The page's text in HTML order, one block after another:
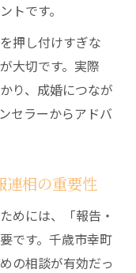
トです。
押し付けすぎな
大切です。実際
り、成婚につなが
セラーからアドバ
連相の重要性
めには、「報告・
です。千歳市幸町
の相談が有効だっ